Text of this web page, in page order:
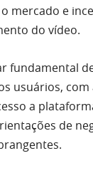
mercado e
do vídeo.
fundamental
usuários,
a
de